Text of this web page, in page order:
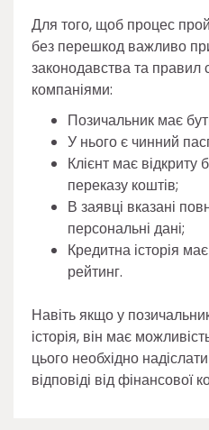
Для того, щоб процес
без перешкод важливо
законодавства та правил
компаніями:
Позичальник має
У нього є чинний
Клієнт має відкриту
переказу коштів;
В заявці вказані
персональні дані;
Кредитна історія
рейтинг.
Навіть якщо у
історія, він має
цього необхідно
відповіді від фінансової